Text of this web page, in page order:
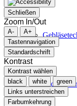
Schließen
Zoom In/Out
A-
A+
Tastennavigation
Standardschrift
Kontrast
Kontrast wählen
black
white green
Links unterstreichen
Farbumkehrung